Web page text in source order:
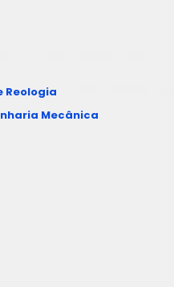
Reologia
Mecânica